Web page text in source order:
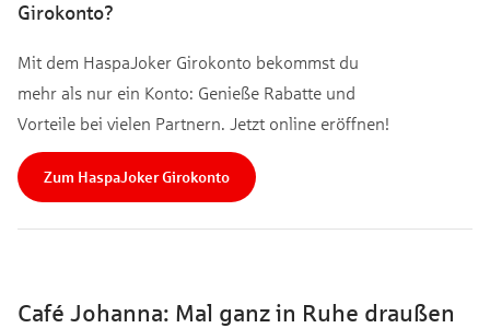
Girokonto?
Mit dem HaspaJoker Girokonto bekommst du
mehr als nur ein Konto: Genieße Rabatte und
Vorteile bei vielen Partnern. Jetzt online eröffnen!
Zum HaspaJoker Girokonto
Café Johanna: Mal ganz in Ruhe draußen